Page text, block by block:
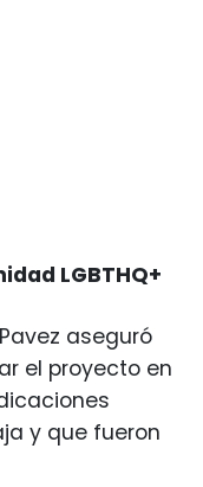
LGBTHQ+
aseguró
el proyecto en
y que fueron